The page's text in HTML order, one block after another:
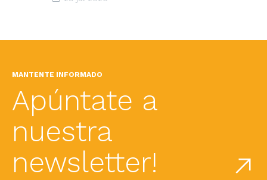
MANTENTE INFORMADO
Apúntate a
nuestra
newsletter!